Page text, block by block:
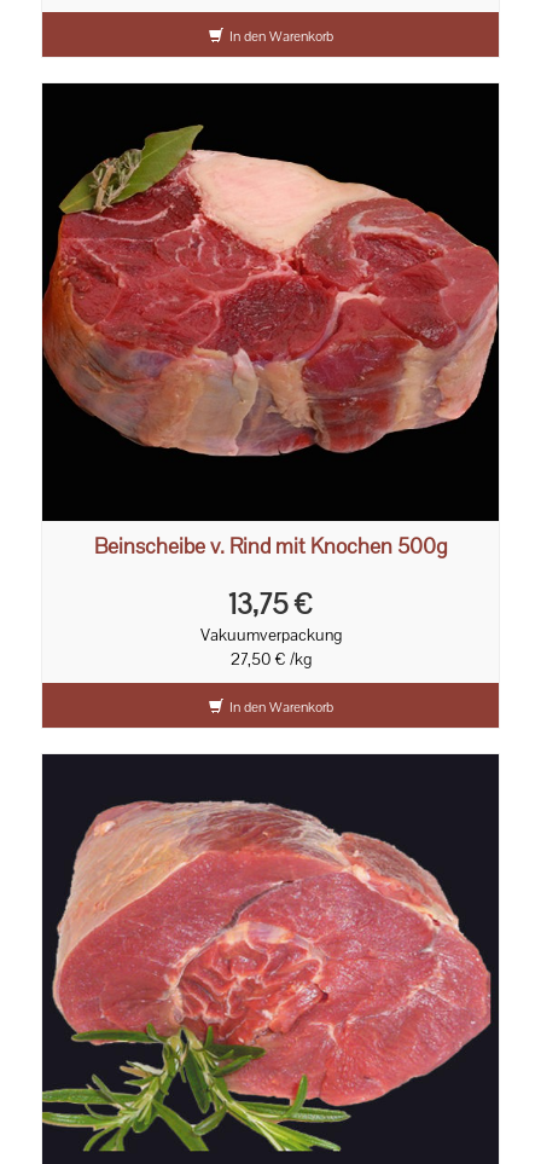
In den Warenkorb
Beinscheibe v. Rind mit Knochen 500g
13,75 €
Vakuumverpackung
27,50 € /kg
In den Warenkorb